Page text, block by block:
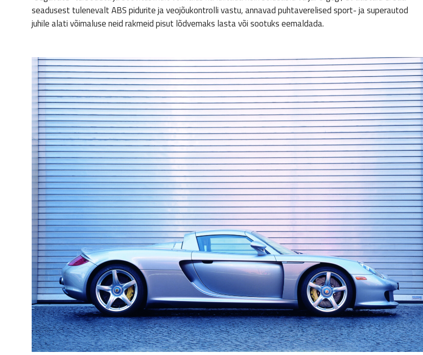
seadusest tulenevalt ABS pidurite ja veojõukontrolli vastu, annavad puhtaverelised sport- ja superautod
juhile alati võimaluse neid rakmeid pisut lõdvemaks lasta või sootuks eemaldada.